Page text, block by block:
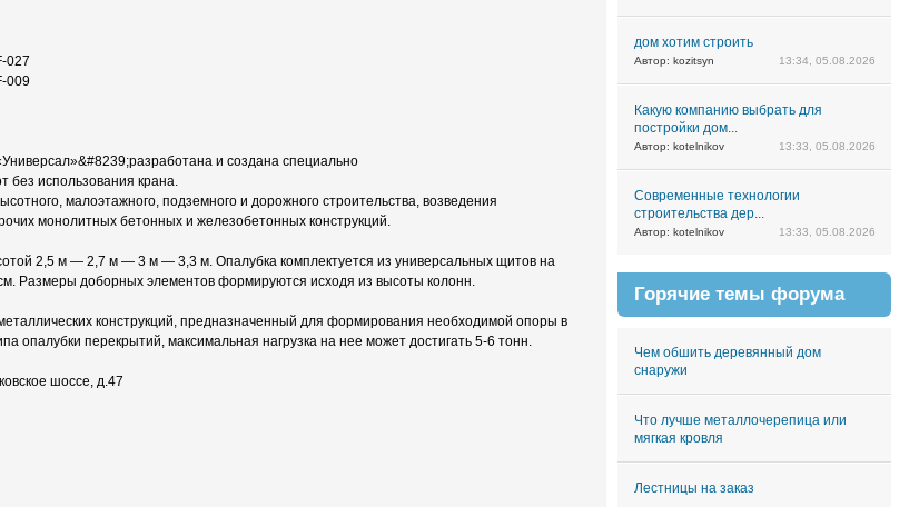
027
009
и создана специально
без использования крана.
малоэтажного, подземного и дорожного строительства, возведения
монолитных бетонных и железобетонных конструкций.
2,5 м — 2,7 м — 3 м — 3,3 м. Опалубка комплектуется из универсальных щитов на
Размеры доборных элементов формируются исходя из высоты колонн.
конструкций, предназначенный для формирования необходимой опоры в
опалубки перекрытий, максимальная нагрузка на нее может достигать 5-6 тонн.
шоссе, д.47
дом хотим строить
Автор: kozitsyn 13:34, 05.08.2026
Какую компанию выбрать для
постройки дом...
Автор: kotelnikov 13:33, 05.08.2026
Современные технологии
строительства дер...
Автор: kotelnikov 13:33, 05.08.2026
Горячие темы форума
Чем обшить деревянный дом
снаружи
Что лучше металлочерепица или
мягкая кровля
Лестницы на заказ